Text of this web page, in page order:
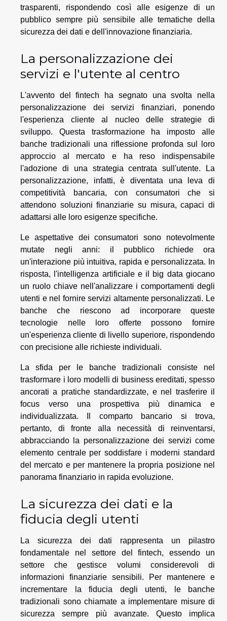
trasparenti, rispondendo così alle esigenze di un
pubblico sempre più sensibile alle tematiche della
sicurezza dei dati e dell'innovazione finanziaria.
La personalizzazione dei
servizi e l'utente al centro
L'avvento del fintech ha segnato una svolta nella
personalizzazione dei servizi finanziari, ponendo
l'esperienza cliente al nucleo delle strategie di
sviluppo. Questa trasformazione ha imposto alle
banche tradizionali una riflessione profonda sul loro
approccio al mercato e ha reso indispensabile
l'adozione di una strategia centrata sull'utente. La
personalizzazione, infatti, è diventata una leva di
competitività bancaria, con consumatori che si
attendono soluzioni finanziarie su misura, capaci di
adattarsi alle loro esigenze specifiche.
Le aspettative dei consumatori sono notevolmente
mutate negli anni: il pubblico richiede ora
un'interazione più intuitiva, rapida e personalizzata. In
risposta, l'intelligenza artificiale e il big data giocano
un ruolo chiave nell'analizzare i comportamenti degli
utenti e nel fornire servizi altamente personalizzati. Le
banche che riescono ad incorporare queste
tecnologie nelle loro offerte possono fornire
un'esperienza cliente di livello superiore, rispondendo
con precisione alle richieste individuali.
La sfida per le banche tradizionali consiste nel
trasformare i loro modelli di business ereditati, spesso
ancorati a pratiche standardizzate, e nel trasferire il
focus verso una prospettiva più dinamica e
individualizzata. Il comparto bancario si trova,
pertanto, di fronte alla necessità di reinventarsi,
abbracciando la personalizzazione dei servizi come
elemento centrale per soddisfare i moderni standard
del mercato e per mantenere la propria posizione nel
panorama finanziario in rapida evoluzione.
La sicurezza dei dati e la
fiducia degli utenti
La sicurezza dei dati rappresenta un pilastro
fondamentale nel settore del fintech, essendo un
settore che gestisce volumi considerevoli di
informazioni finanziarie sensibili. Per mantenere e
incrementare la fiducia degli utenti, le banche
tradizionali sono chiamate a implementare misure di
sicurezza sempre più avanzate. Questo implica